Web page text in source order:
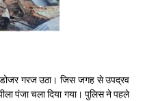
गरज उठा। जिस जगह से उपद्रव
पंजा चला दिया गया। पुलिस ने पहले